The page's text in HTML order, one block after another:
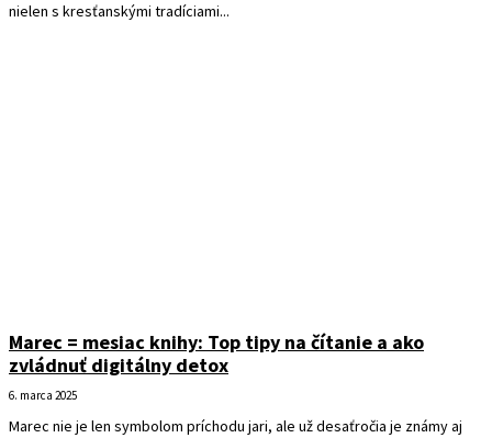
nielen s kresťanskými tradíciami...
Marec = mesiac knihy: Top tipy na čítanie a ako
zvládnuť digitálny detox
6. marca 2025
Marec nie je len symbolom príchodu jari, ale už desaťročia je známy aj